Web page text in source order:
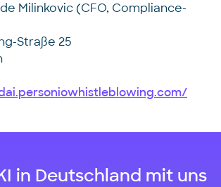
Milinkovic (CFO, Compliance-
Straße 25
in Deutschland mit uns